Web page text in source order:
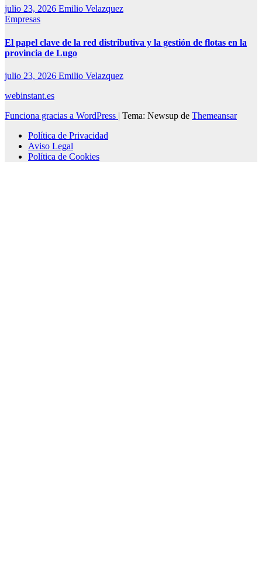
julio 23, 2026 Emilio Velazquez
Empresas
El papel clave de la red distributiva y la gestión de flotas en la
provincia de Lugo
julio 23, 2026 Emilio Velazquez
webinstant.es
Funciona gracias a WordPress | Tema: Newsup de Themeansar
Política de Privacidad
Aviso Legal
Política de Cookies